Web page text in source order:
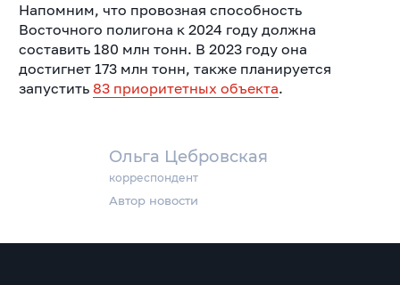
Ольга Цебровская
корреспондент
Автор новости
Напомним, что провозная способность
Восточного полигона к 2024 году должна
составить 180 млн тонн. В 2023 году она
достигнет 173 млн тонн, также планируется
запустить 83 приоритетных объекта.